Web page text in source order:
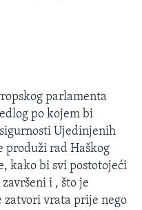
parlamenta
po kojem bi
Ujedinjenih
produži rad Haškog
kako bi svi postotojeći
i , što je
zatvori vrata prije nego